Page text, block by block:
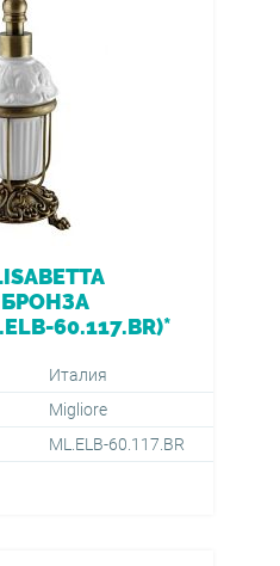
60.117.BR)*
Италия
Migliore
ML.ELB-60.117.BR